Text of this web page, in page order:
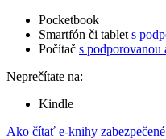
Pocketbook
Smartfón či tablet s
Počítač s podporovanou
Neprečítate na:
Kindle
Ako čítať e-knihy